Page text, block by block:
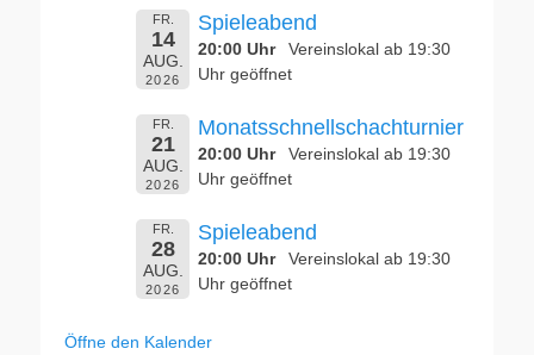
FR.
14
AUG.
2026
Spieleabend
20:00 Uhr
Vereinslokal ab 19:30
Uhr geöffnet
FR.
21
AUG.
2026
Monatsschnellschachturnier
20:00 Uhr
Vereinslokal ab 19:30
Uhr geöffnet
FR.
28
AUG.
2026
Spieleabend
20:00 Uhr
Vereinslokal ab 19:30
Uhr geöffnet
Öffne den Kalender